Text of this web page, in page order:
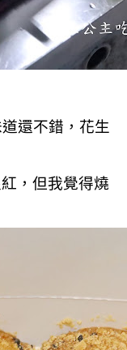
還不錯，花生
，但我覺得燒